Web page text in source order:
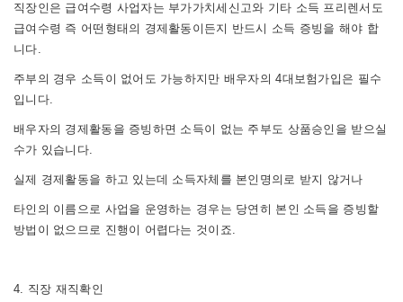
직장인은 급여수령 사업자는 부가가치세신고와 기타 소득 프리렌서도
급여수령 즉 어떤형태의 경제활동이든지 반드시 소득 증빙을 해야 합
니다.
주부의 경우 소득이 없어도 가능하지만 배우자의 4대보험가입은 필수
입니다.
배우자의 경제활동을 증빙하면 소득이 없는 주부도 상품승인을 받으실
수가 있습니다.
실제 경제활동을 하고 있는데 소득자체를 본인명의로 받지 않거나
타인의 이름으로 사업을 운영하는 경우는 당연히 본인 소득을 증빙할
방법이 없으므로 진행이 어렵다는 것이죠.
4. 직장 재직확인